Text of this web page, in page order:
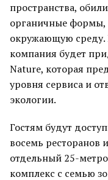
пространства,
органичные формы,
окружающую среду.
компания будет
Nature, которая
уровня сервиса и
экологии.
Гостям будут
восемь ресторанов
отдельный 25-
комплекс с семью